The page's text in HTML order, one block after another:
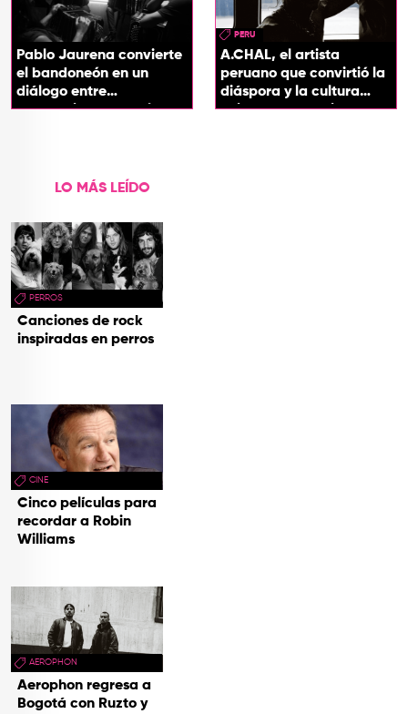
Pablo Jaurena convierte
el bandoneón en un
diálogo entre
generaciones con el
PERU
A.CHAL, el artista
peruano que convirtió la
diáspora y la cultura
chicha en su sonido
LO MÁS LEÍDO
PERROS
Canciones de rock
inspiradas en perros
CINE
Cinco películas para
recordar a Robin
Williams
AEROPHON
Aerophon regresa a
Bogotá con Ruzto y